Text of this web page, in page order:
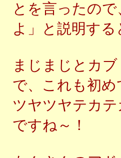
とを言ったの
よ」と説明す
まじまじとカ
で、これも初
ツヤツヤテカ
ですね～！